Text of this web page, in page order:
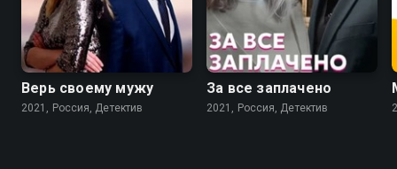
6.8
Верь своему мужу
2021, Россия, Детектив
7.0
За все заплачено
2021, Россия, Детектив